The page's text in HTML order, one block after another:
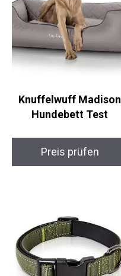
Knuffelwuff Madison
Hundebett Test
Preis prüfen